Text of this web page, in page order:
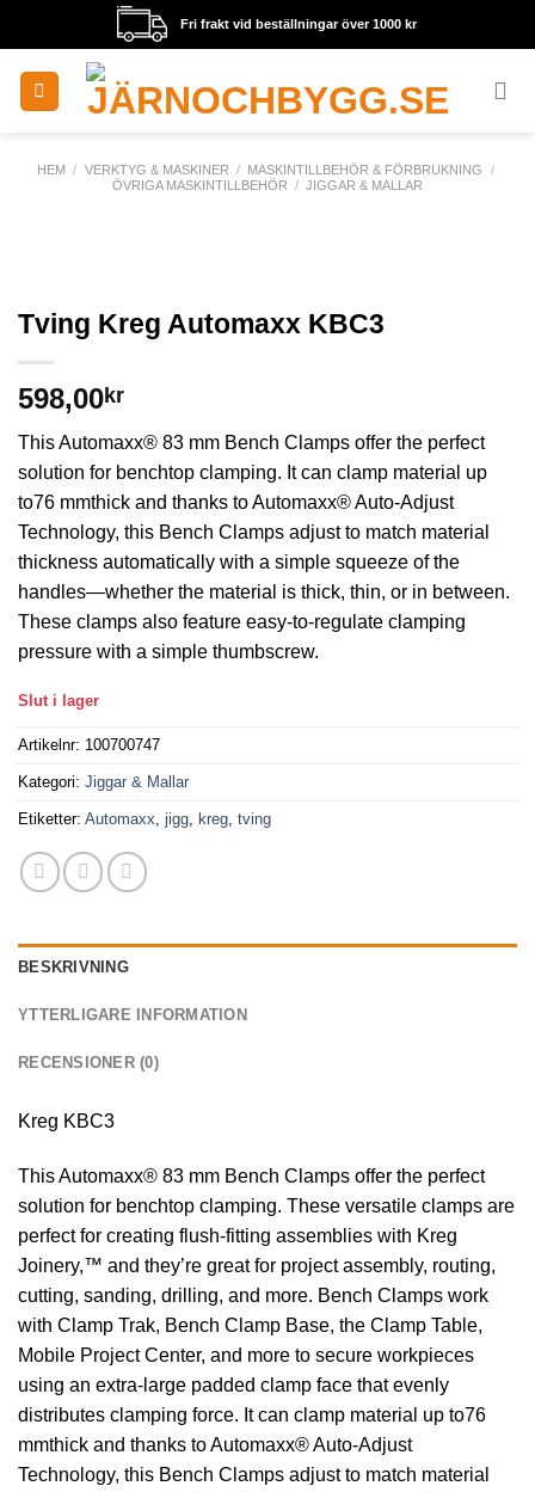
content
Fri frakt vid beställningar över 1000 kr
HEM / VERKTYG & MASKINER / MASKINTILLBEHÖR & FÖRBRUKNING
/
ÖVRIGA MASKINTILLBEHÖR / JIGGAR & MALLAR
Tving Kreg Automaxx KBC3
598,00kr
This Automaxx® 83 mm Bench Clamps offer the perfect
solution for benchtop clamping. It can clamp material up
to76 mmthick and thanks to Automaxx® Auto-Adjust
Technology, this Bench Clamps adjust to match material
thickness automatically with a simple squeeze of the
handles—whether the material is thick, thin, or in between.
These clamps also feature easy-to-regulate clamping
pressure with a simple thumbscrew.
Slut i lager
Artikelnr: 100700747
Kategori: Jiggar & Mallar
Etiketter: Automaxx jigg kreg tving
BESKRIVNING
YTTERLIGARE INFORMATION
RECENSIONER (0)
Kreg KBC3
This Automaxx® 83 mm Bench Clamps offer the perfect
solution for benchtop clamping. These versatile clamps are
perfect for creating flush-fitting assemblies with Kreg
Joinery,™ and they’re great for project assembly, routing,
cutting, sanding, drilling, and more. Bench Clamps work
with Clamp Trak, Bench Clamp Base, the Clamp Table,
Mobile Project Center, and more to secure workpieces
using an extra-large padded clamp face that evenly
distributes clamping force. It can clamp material up to76
mmthick and thanks to Automaxx® Auto-Adjust
Technology, this Bench Clamps adjust to match material